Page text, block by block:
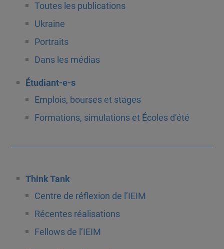
Toutes les publications
Ukraine
Portraits
Dans les médias
Étudiant-e-s
Emplois, bourses et stages
Formations, simulations et Écoles d’été
Think Tank
Centre de réflexion de l’IEIM
Récentes réalisations
Fellows de l’IEIM